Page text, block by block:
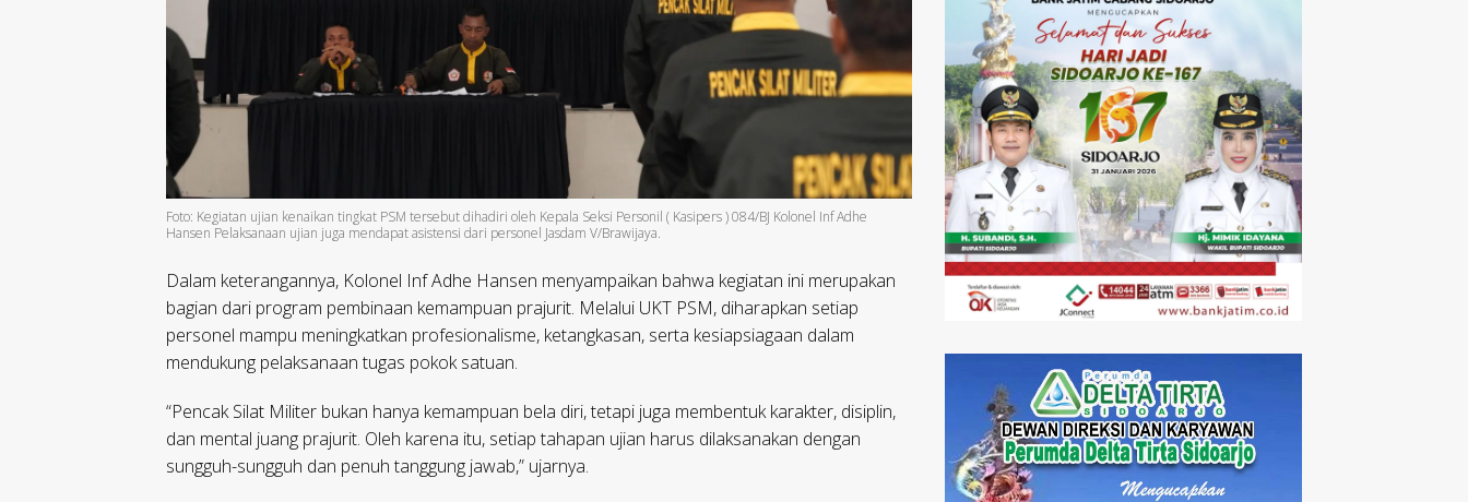
Foto: Kegiatan ujian kenaikan tingkat PSM tersebut dihadiri oleh Kepala Seksi Personil ( Kasipers ) 084/BJ Kolonel Inf Adhe
Hansen Pelaksanaan ujian juga mendapat asistensi dari personel Jasdam V/Brawijaya.
Dalam keterangannya, Kolonel Inf Adhe Hansen menyampaikan bahwa kegiatan ini merupakan
bagian dari program pembinaan kemampuan prajurit. Melalui UKT PSM, diharapkan setiap
personel mampu meningkatkan profesionalisme, ketangkasan, serta kesiapsiagaan dalam
mendukung pelaksanaan tugas pokok satuan.
“Pencak Silat Militer bukan hanya kemampuan bela diri, tetapi juga membentuk karakter, disiplin,
dan mental juang prajurit. Oleh karena itu, setiap tahapan ujian harus dilaksanakan dengan
sungguh-sungguh dan penuh tanggung jawab,” ujarnya.